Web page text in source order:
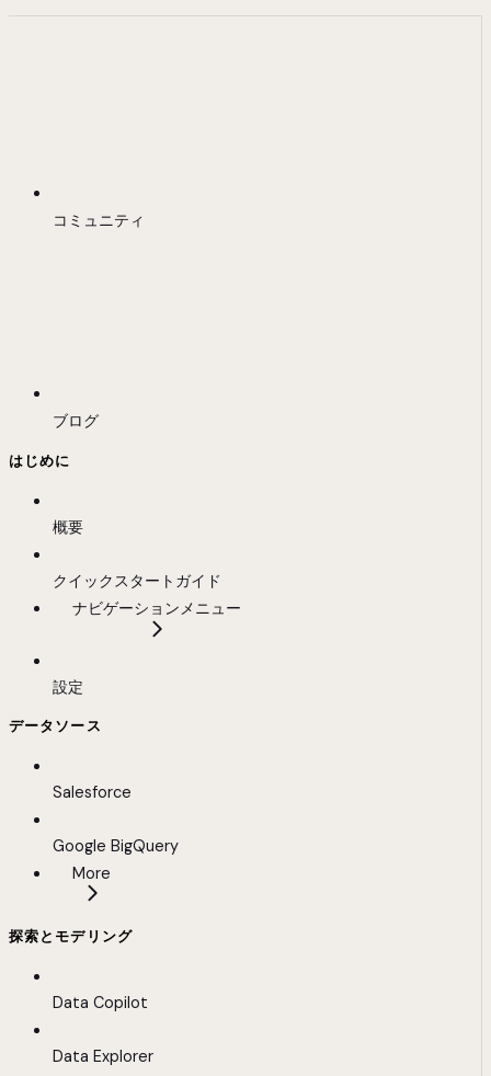
コミュニティ
ブログ
はじめに
概要
クイックスタートガイド
ナビゲーションメニュー
設定
データソース
Salesforce
Google BigQuery
More
探索とモデリング
Data Copilot
Data Explorer